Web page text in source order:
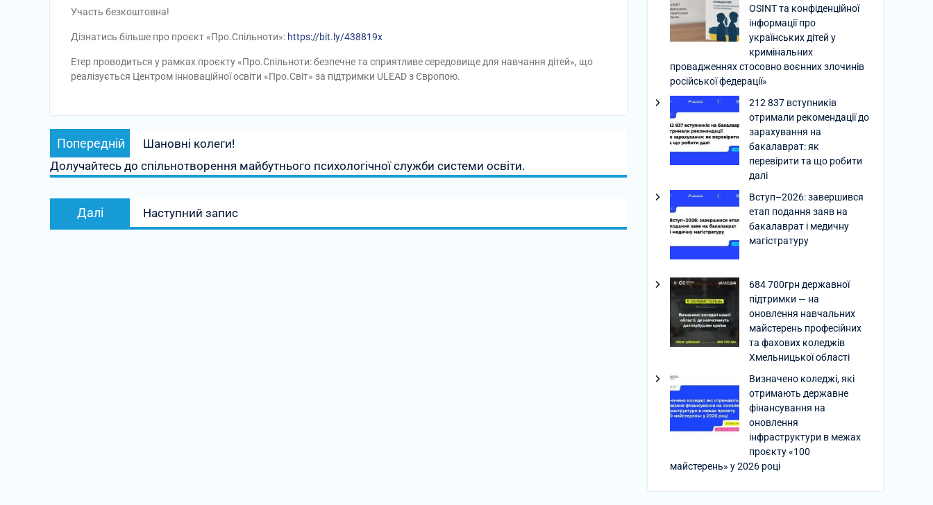
Участь безкоштовна!
Дізнатись більше про проєкт «Про.Спільноти»: https://bit.ly/438819x
Етер проводиться у рамках проєкту «Про.Спільноти: безпечне та сприятливе середовище для навчання дітей», що
реалізується Центром інноваційної освіти «Про.Світ» за підтримки ULEAD з Європою.
Навігація
записів
Попередній
Попередній
запис:
Шановні колеги!
Долучайтесь до спільнотворення майбутнього психологічної служби системи освіти.
Далі
запис:
Наступний запис
OSINT та конфіденційної
інформації про
українських дітей у
кримінальних
провадженнях стосовно воєнних злочинів
російської федерації»
212 837 вступників
отримали рекомендації до
зарахування на
бакалаврат: як
перевірити та що робити
далі
Вступ–2026: завершився
етап подання заяв на
бакалаврат і медичну
магістратуру
684 700грн державної
підтримки — на
оновлення навчальних
майстерень професійних
та фахових коледжів
Хмельницької області
Визначено коледжі, які
отримають державне
фінансування на
оновлення
інфраструктури в межах
проєкту «100
майстерень» у 2026 році